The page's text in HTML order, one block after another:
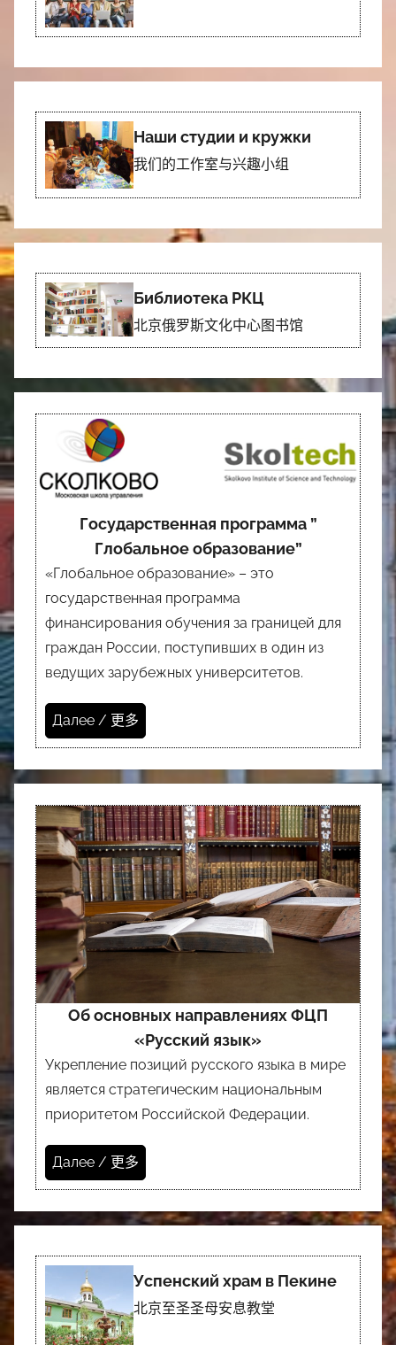
Наши студии и кружки
我们的工作室与兴趣小组
Библиотека РКЦ
北京俄罗斯文化中心图书馆
Государственная программа ”
Глобальное образование”
«Глобальное образование» – это
государственная программа
финансирования обучения за границей для
граждан России, поступивших в один из
ведущих зарубежных университетов.
Далее / 更多
Об основных направлениях ФЦП
«Русский язык»
Укрепление позиций русского языка в мире
является стратегическим национальным
приоритетом Российской Федерации.
Далее / 更多
Успенский храм в Пекине
北京至圣圣母安息教堂